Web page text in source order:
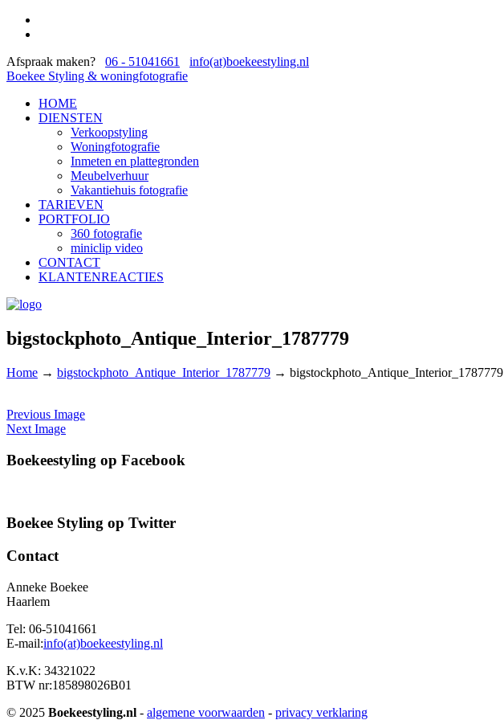
Afspraak maken? 06 - 51041661
info(at)boekeestyling.nl
Boekee Styling & woningfotografie
HOME
DIENSTEN
Verkoopstyling
Woningfotografie
Inmeten en plattegronden
Meubelverhuur
Vakantiehuis fotografie
TARIEVEN
PORTFOLIO
360 fotografie
miniclip video
CONTACT
KLANTENREACTIES
bigstockphoto_Antique_Interior_1787779
Home → bigstockphoto_Antique_Interior_1787779 → bigstockphoto_Antique_Interior_1787779
Previous Image
Next Image
Boekeestyling op Facebook
Boekee Styling op Twitter
Contact
Anneke Boekee
Haarlem
Tel: 06-51041661
E-mail:info(at)boekeestyling.nl
K.v.K: 34321022
BTW nr:185898026B01
© 2025 Boekeestyling.nl - algemene voorwaarden - privacy verklaring